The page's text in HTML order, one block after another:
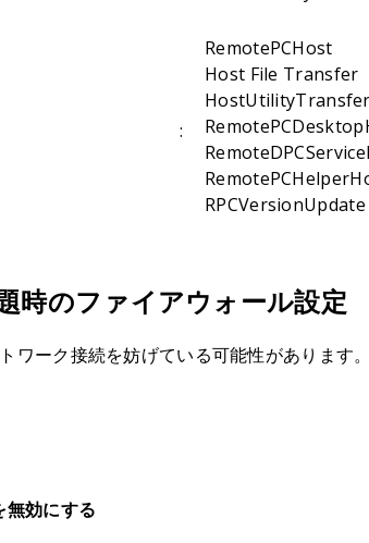
:
RemotePCHost
Host File Transfer
HostUtilityTransfer
RPCVersionUpdate
時のファイアウォール設定
ワーク接続を妨げている可能性があります
無効にする